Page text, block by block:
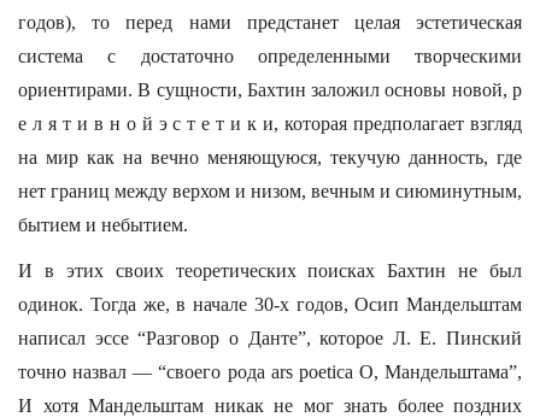
годов), то перед нами предстанет целая эстетическая
система с достаточно определенными творческими
ориентирами. В сущности, Бахтин заложил основы новой, р
е л я т и в н о й э с т е т и к и, которая предполагает взгляд
на мир как на вечно меняющуюся, текучую данность, где
нет границ между верхом и низом, вечным и сиюминутным,
бытием и небытием.
И в этих своих теоретических поисках Бахтин не был
одинок. Тогда же, в начале 30-х годов, Осип Мандельштам
написал эссе “Разговор о Данте”, которое Л. Е. Пинский
точно назвал — “своего рода ars poetica О, Мандельштама”,
И хотя Мандельштам никак не мог знать более поздних